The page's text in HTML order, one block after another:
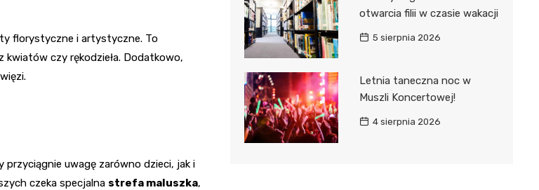
florystyczne i artystyczne. To
kwiatów czy rękodzieła. Dodatkowo,
przyciągnie uwagę zarówno dzieci, jak i
czeka specjalna strefa maluszka,
otwarcia filii w czasie wakacji
5 sierpnia 2026
Letnia taneczna noc w
Muszli Koncertowej!
4 sierpnia 2026